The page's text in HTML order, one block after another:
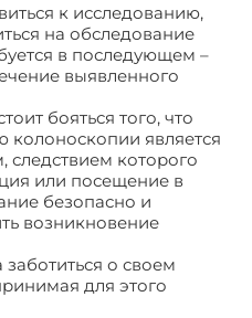
к исследованию,
на обследование
в последующем –
выявленного
бояться того, что
является
которого
или посещение в
безопасно и
возникновение
о своем
для этого